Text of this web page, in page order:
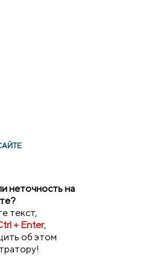
неточность на
текст,
+ Enter,
об этом